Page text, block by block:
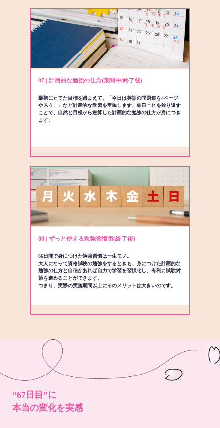
07 | 計画的な勉強の仕方(期間中/終了後)
最初にたてた目標を踏まえて、「今日は英語の問題集を4ページ
やろう。」など計画的な学習を実施します。毎日これを繰り返す
ことで、自然と目標から逆算した計画的な勉強の仕方が身につき
ます。
08 | ずっと使える勉強習慣術(終了後)
66日間で身につけた勉強習慣は一生モノ。
大人になって資格試験の勉強をするときも、身につけた計画的な
勉強の仕方と自信があれば自力で学習を習慣化し、有利に試験対
策を進めることができます。
つまり、実際の実施期間以上にそのメリットは大きいのです。
“67日目”に
本当の変化を実感